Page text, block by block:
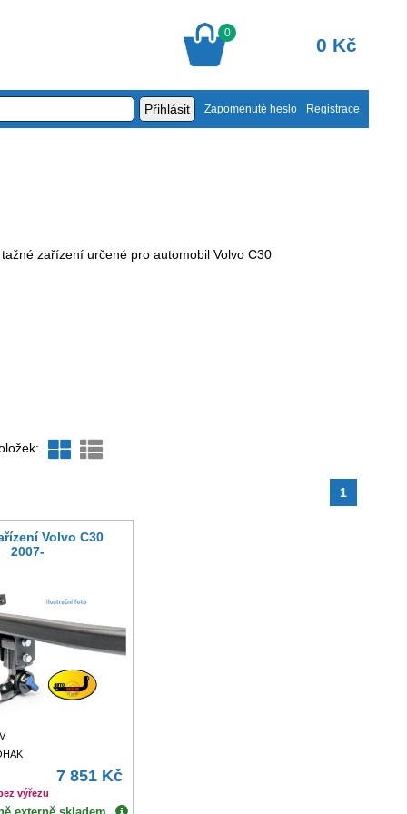
0
0 Kč
Zapomenuté heslo Registrace
zařízení určené pro automobil Volvo C30
1
Volvo C30
2007-
7 851 Kč
výřezu